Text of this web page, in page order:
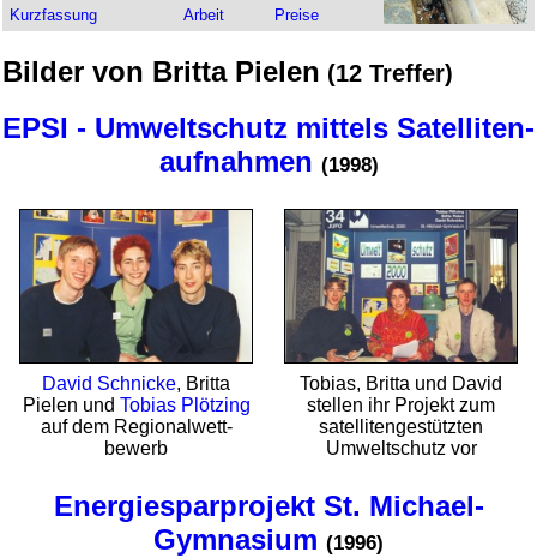
Kurz­fassung
Arbeit Preise
Bilder von Britta Pielen (12 Treffer)
EPSI - Umweltschutz mittels Satelliten­
aufnahmen (1998)
David Schnicke, Britta
Pielen und Tobias Plötzing
auf dem Regional­wett­
bewerb
Tobias, Britta und David
stellen ihr Projekt zum
satellitengestützten
Umweltschutz vor
Energiesparprojekt St. Michael-
Gymnasium (1996)